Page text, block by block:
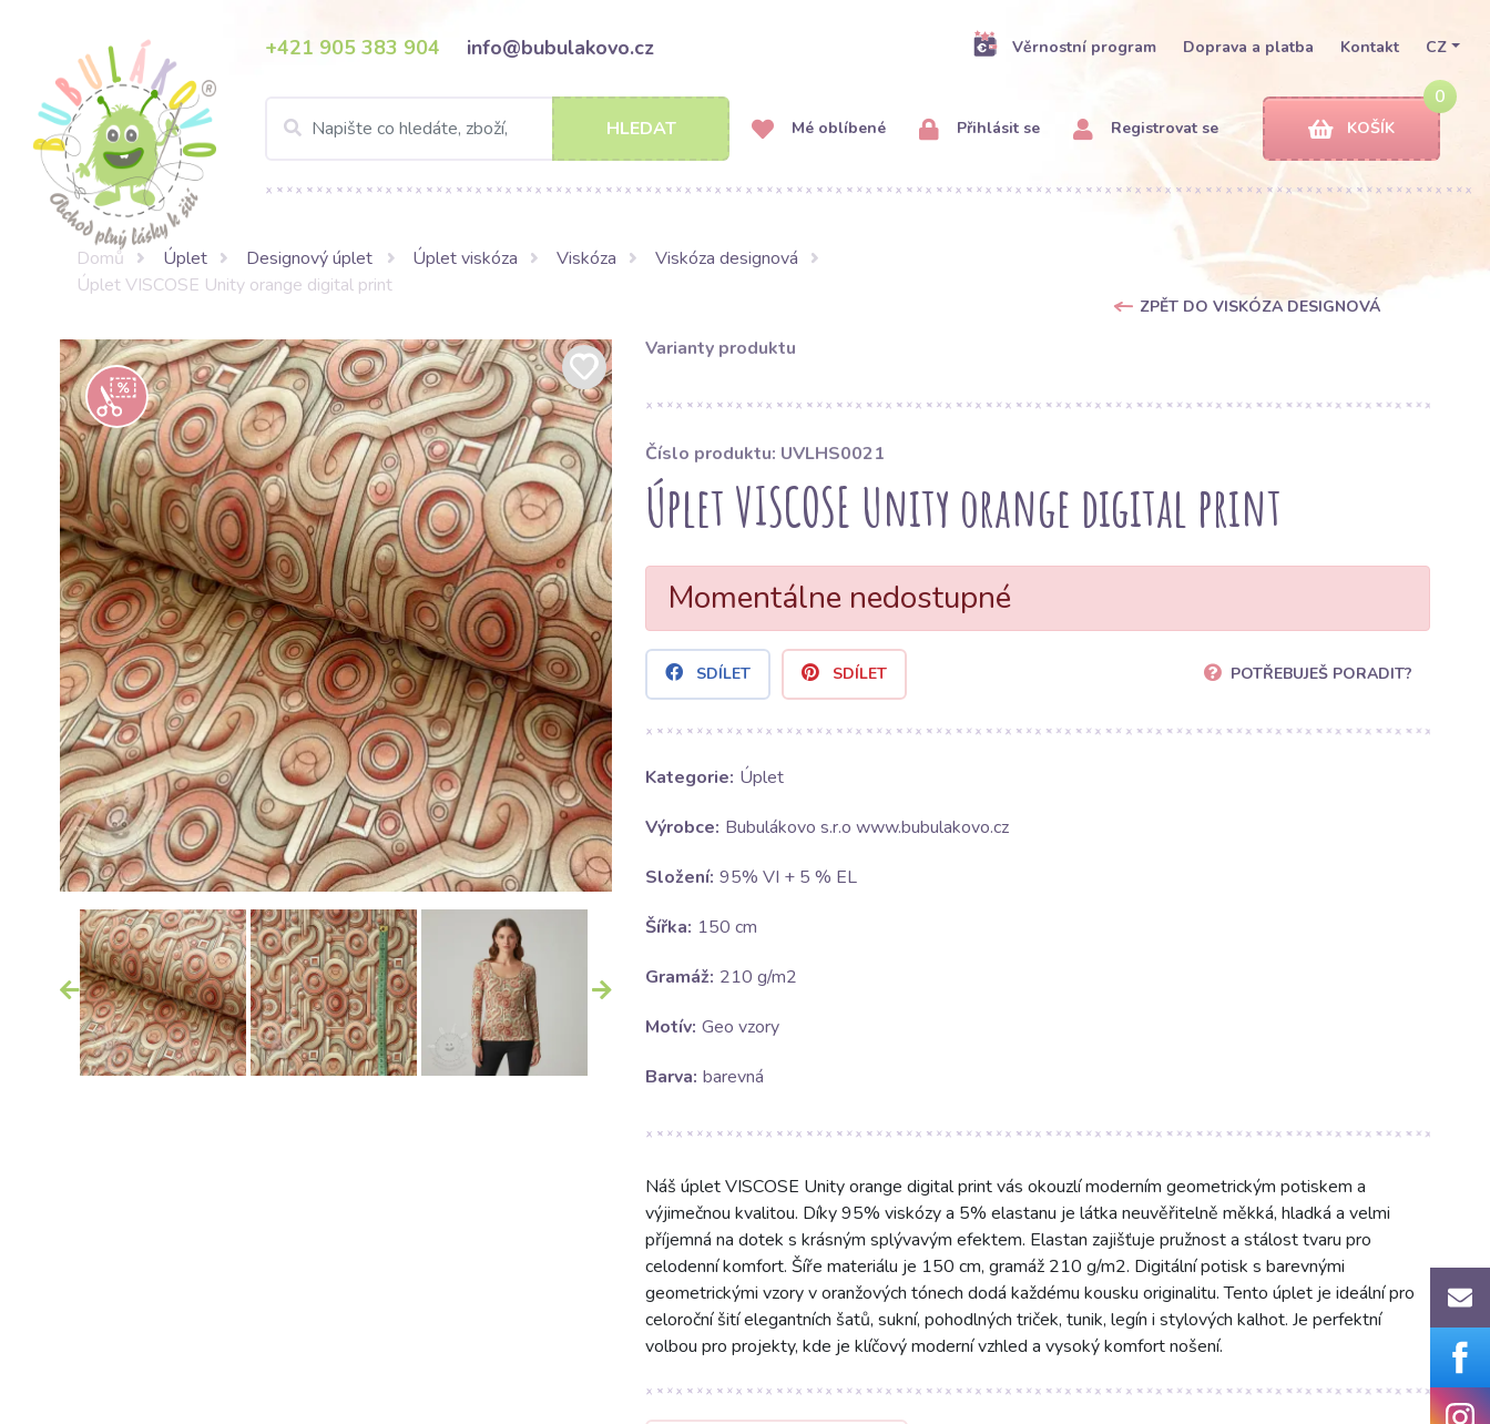
+421 905 383 904 info@bubulakovo.cz Věrnostní program Doprava a platba Kontakt CZ
HLEDAT Mé oblíbené Přihlásit se Registrovat se
0
KOŠÍK
Domů Úplet Designový úplet Úplet viskóza Viskóza
Viskóza designová
Úplet VISCOSE Unity orange digital print
ZPĚT DO VISKÓZA DESIGNOVÁ
Varianty produktu
Číslo produktu: UVLHS0021
Úplet VISCOSE Unity orange digital print
Momentálne nedostupné
SDÍLET SDÍLET POTŘEBUJEŠ PORADIT?
Kategorie: Úplet
Výrobce: Bubulákovo s.r.o www.bubulakovo.cz
Složení: 95% VI + 5 % EL
Šířka: 150 cm
Gramáž: 210 g/m2
Motív: Geo vzory
Barva: barevná
Náš úplet VISCOSE Unity orange digital print vás okouzlí moderním geometrickým potiskem a
výjimečnou kvalitou. Díky 95% viskózy a 5% elastanu je látka neuvěřitelně měkká, hladká a velmi
příjemná na dotek s krásným splývavým efektem. Elastan zajišťuje pružnost a stálost tvaru pro
celodenní komfort. Šíře materiálu je 150 cm, gramáž 210 g/m2. Digitální potisk s barevnými
geometrickými vzory v oranžových tónech dodá každému kousku originalitu. Tento úplet je ideální pro
celoroční šití elegantních šatů, sukní, pohodlných triček, tunik, legín i stylových kalhot. Je perfektní
volbou pro projekty, kde je klíčový moderní vzhled a vysoký komfort nošení.